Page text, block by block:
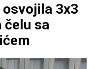
osvojila 3x3
čelu sa